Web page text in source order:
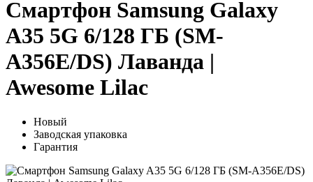
Смартфон Samsung Galaxy
A35 5G 6/128 ГБ (SM-
A356E/DS) Лаванда |
Awesome Lilac
Новый
Заводская упаковка
Гарантия